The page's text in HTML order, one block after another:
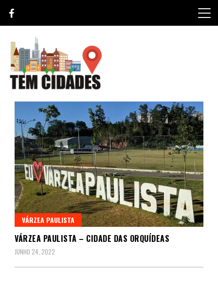
content
TEM CIDADES
VÁRZEA PAULISTA
VÁRZEA PAULISTA – CIDADE DAS ORQUÍDEAS
JUNHO 24, 2022